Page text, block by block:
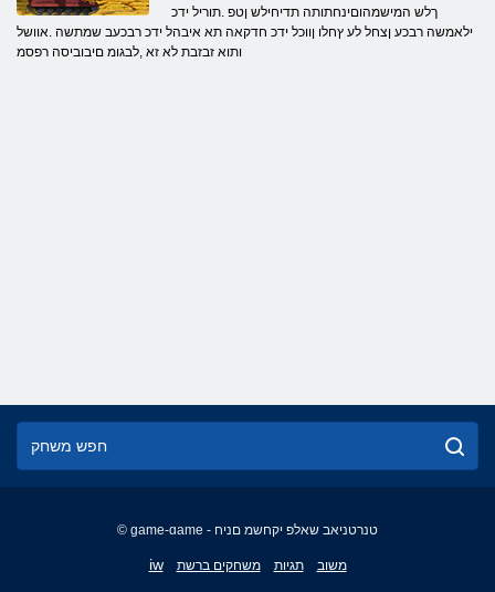
ךלש המישמהוםינחתותה תדיחילש ןטפ .תוריל ידכ
ילאמשה רבכע ןצחל לע ץחלו ןווכל ידכ חדקאה תא איבהל ידכ רבכעב שמתשה .אוושל
ותוא זבזבת לא זא ,לבגומ םיבוביסה רפסמ
© game-game - טנרטניאב שאלפ יקחשמ םניח
iw משחקים ברשת תגיות משוב